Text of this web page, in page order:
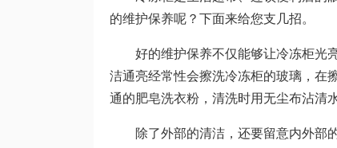
的维护保养呢？下面来给您支几招。
好的维护保养不仅能够让冷冻柜光亮
洁通亮经常性会擦洗冷冻柜的玻璃，在
通的肥皂洗衣粉，清洗时用无尘布沾清
除了外部的清洁，还要留意内外部的